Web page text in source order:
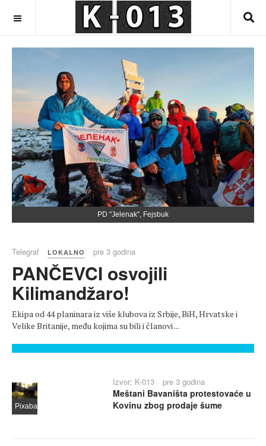
PD "Jelenak", Fejsbuk
Telegraf LOKALNO pre 3 godina
PANČEVCI osvojili
Kilimandžaro!
Ekipa od 44 planinara iz više klubova iz Srbije, BiH, Hrvatske i
Velike Britanije, među kojima su bili i članovi ...
Pixabay
Izvor: K-013 pre 3 godina
Meštani Bavaništa protestovaće u
Kovinu zbog prodaje šume